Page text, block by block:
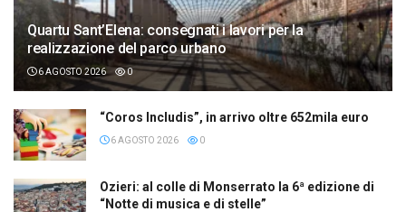
Quartu Sant’Elena: consegnati i lavori per la
realizzazione del parco urbano
6 AGOSTO 2026 0
“Coros Includis”, in arrivo oltre 652mila euro
6 AGOSTO 2026 0
Ozieri: al colle di Monserrato la 6ª edizione di
“Notte di musica e di stelle”